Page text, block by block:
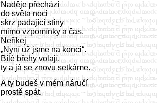
Naděje přechází
do světa noci
skrz padající stíny
mimo vzpomínky a čas.
Neříkej
„Nyní už jsme na konci“.
Bílé břehy volají,
ty a já se znovu setkáme.
A ty budeš v mém náručí
prostě spát.